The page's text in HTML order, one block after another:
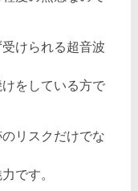
けられる超音波
をしている方で
リスクだけでな
です。